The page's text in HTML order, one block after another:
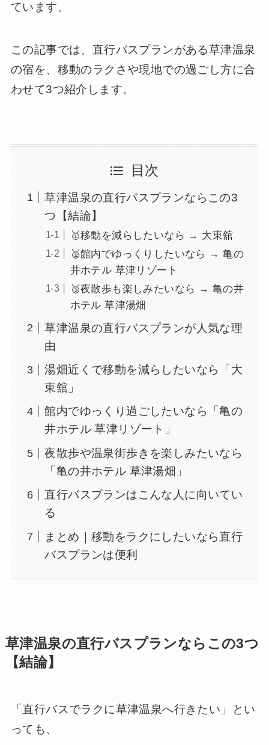
ています。
この記事では、直行バスプランがある草津温泉
の宿を、移動のラクさや現地での過ごし方に合
わせて3つ紹介します。
目次
草津温泉の直行バスプランならこの3
つ【結論】
🥇移動を減らしたいなら → 大東舘
🥈館内でゆっくりしたいなら → 亀の
井ホテル 草津リゾート
🥉夜散歩も楽しみたいなら → 亀の井
ホテル 草津湯畑
草津温泉の直行バスプランが人気な理
由
湯畑近くで移動を減らしたいなら「大
東舘」
館内でゆっくり過ごしたいなら「亀の
井ホテル 草津リゾート」
夜散歩や温泉街歩きを楽しみたいなら
「亀の井ホテル 草津湯畑」
直行バスプランはこんな人に向いてい
る
まとめ｜移動をラクにしたいなら直行
バスプランは便利
草津温泉の直行バスプランならこの3つ
【結論】
「直行バスでラクに草津温泉へ行きたい」とい
っても、